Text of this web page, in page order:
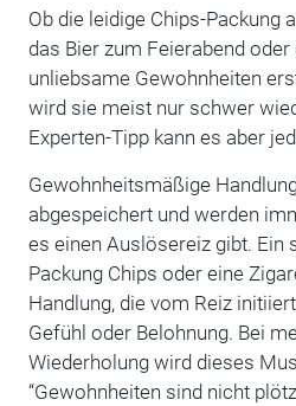
Ob die leidige Chips-Packung
das Bier zum Feierabend
unliebsame Gewohnheiten
wird sie meist nur schwer
Experten-Tipp kann es aber
Gewohnheitsmäßige
abgespeichert und werden
es einen Auslösereiz gibt. Ein
Packung Chips oder eine
Handlung, die vom Reiz
Gefühl oder Belohnung. Bei
Wiederholung wird dieses
“Gewohnheiten sind nicht